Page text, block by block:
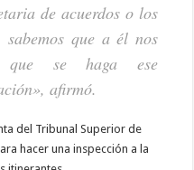
de acuerdos o los
sabemos que a él nos
que se haga ese
afirmó.
del Tribunal Superior de
hacer una inspección a la